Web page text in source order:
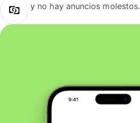
y no hay anuncios molestos.